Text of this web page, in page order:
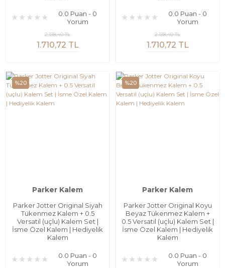
0.0 Puan - 0
Yorum
1.710,72 TL
2.138,40 TL
0.0 Puan - 0
Yorum
1.710,72 TL
2.138,40 TL
%20
Parker Kalem
Parker Jotter Original Siyah
Tükenmez Kalem + 0.5
Versatil (uçlu) Kalem Set |
İsme Özel Kalem | Hediyelik
Kalem
0.0 Puan - 0
Yorum
%20
Parker Kalem
Parker Jotter Original Koyu
Beyaz Tükenmez Kalem +
0.5 Versatil (uçlu) Kalem Set |
İsme Özel Kalem | Hediyelik
Kalem
0.0 Puan - 0
Yorum